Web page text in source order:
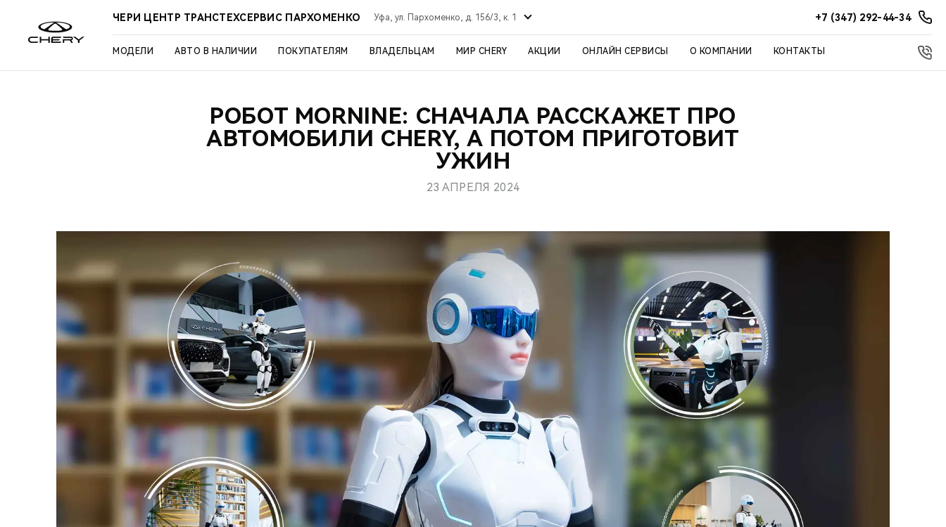
ЧЕРИ ЦЕНТР ТРАНСТЕХСЕРВИС ПАРХОМЕНКО Уфа, ул. Пархоменко, д. 156/3, к. 1 +7 (347) 292-44-34
МОДЕЛИ АВТО В НАЛИЧИИ ПОКУПАТЕЛЯМ ВЛАДЕЛЬЦАМ МИР CHERY АКЦИИ ОНЛАЙН СЕРВИСЫ О КОМПАНИИ КОНТАКТЫ
РОБОТ MORNINE: СНАЧАЛА РАССКАЖЕТ ПРО
АВТОМОБИЛИ CHERY, А ПОТОМ ПРИГОТОВИТ
УЖИН
23 АПРЕЛЯ 2024